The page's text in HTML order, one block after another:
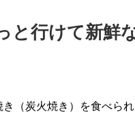
と行けて新鮮
（炭火焼き）を食べら